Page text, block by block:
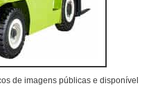
de imagens públicas e disponível